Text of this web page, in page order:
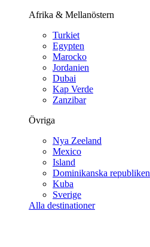
Afrika & Mellanöstern
Turkiet
Egypten
Marocko
Jordanien
Dubai
Kap Verde
Zanzibar
Övriga
Nya Zeeland
Mexico
Island
Dominikanska republiken
Kuba
Sverige
Alla destinationer